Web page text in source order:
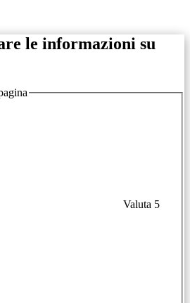
le informazioni su
Valuta 5